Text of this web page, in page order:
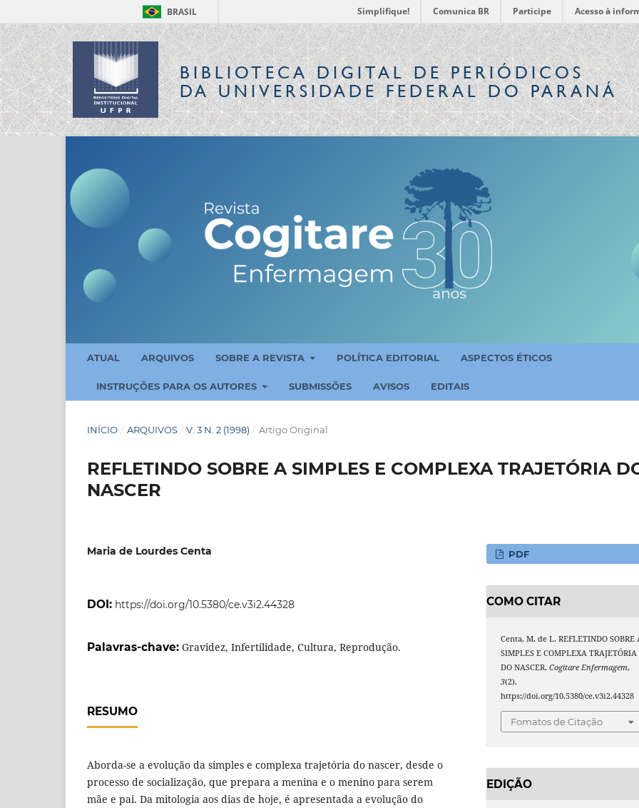
BRASIL Simplifique! Comunica BR Participe Acesso à
BIBLIOTECA DIGITALDE PERIÓDICOS
DA UNIVERSIDADE FEDERAL DO PARANÁ
ATUAL ARQUIVOS SOBRE A REVISTA POLÍTICA EDITORIAL ASPECTOS ÉTICOS
INSTRUÇÕES PARA OS AUTORES SUBMISSÕES AVISOS EDITAIS
INÍCIO / ARQUIVOS / V. 3 N. 2 (1998) / Artigo Original
REFLETINDO SOBRE A SIMPLES E COMPLEXA TRAJETÓRIA
NASCER
Maria de Lourdes Centa
DOI: https://doi.org/10.5380/ce.v3i2.44328
Palavras-chave: Gravidez, Infertilidade, Cultura, Reprodução.
RESUMO
Aborda-se a evolução da simples e complexa trajetória do nascer, desde o
processo de socialização, que prepara a menina e o menino para serem
mãe e pai. Da mitologia aos dias de hoje, é apresentada a evolução do
PDF
COMO CITAR
Centa, M. de L. REFLETINDO SOBRE
SIMPLES E COMPLEXA TRAJETÓRIA
DO NASCER.Cogitare Enfermagem,
3(2).
https://doi.org/10.5380/ce.v3i2.44328
Fomatos de Citação
EDIÇÃO